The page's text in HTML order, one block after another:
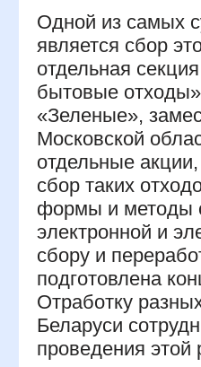
Одной из самых
является сбор
отдельная
бытовые
«Зеленые»,
Московской
отдельные
сбор таких
формы и методы
электронной и
сбору и
подготовлена
Отработку
Беларуси
проведения